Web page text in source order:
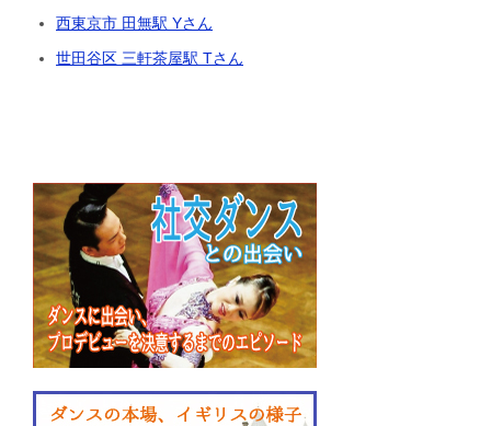
西東京市 田無駅 Yさん
世田谷区 三軒茶屋駅 Tさん